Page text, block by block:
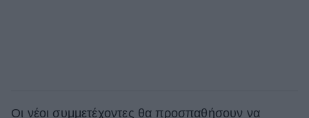
Οι νέοι συμμετέχοντες θα προσπαθήσουν να